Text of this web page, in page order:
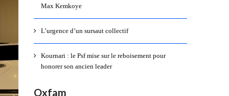
Max Kemkoye
L’urgence d’un sursaut collectif
Kournari : le Psf mise sur le reboisement pour
honorer son ancien leader
Oxfam